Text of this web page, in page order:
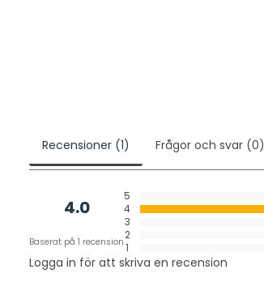
Recensioner (1) Frågor och svar (0)
4.0
Baserat på 1 recension
5
4
3
2
1
Logga in för att skriva en recension